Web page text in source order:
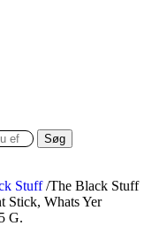
Søg
Stuff /The Black Stuff
Stick, Whats Yer
G.